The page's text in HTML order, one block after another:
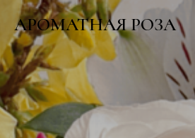
АРОМАТНАЯ РОЗА